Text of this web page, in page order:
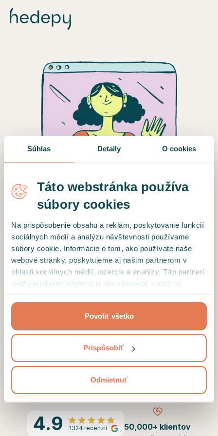
Súhlas Detaily O cookies
Táto webstránka používa
súbory cookies
Na prispôsobenie obsahu a reklám, poskytovanie funkcií
sociálnych médií a analýzu návštevnosti používame
súbory cookie. Informácie o tom, ako používate naše
webové stránky, poskytujeme aj našim partnerom v
oblasti sociálnych médií, inzercie a analýzy. Títo partneri
môžu príslušné informácie skombinovať s ďalšími
keď ste používali ich služby.
Povoliť všetko
Prispôsobiť
Odmietnuť
odborníka
ŠTART (5 MIN)
Opýtame sa vás na vaše očakávania od
Chceme vás spoznať, aby sme vám mohli
odporučiť najlepšieho odborníka.
bezpečí, nikam inam sa nedostanú.
4.9 1324 recenzií
50,000+ klientov